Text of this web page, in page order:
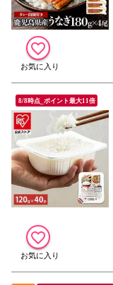
8/8時点_ポイント最大11倍